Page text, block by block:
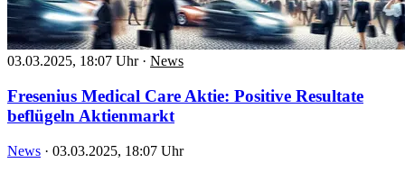
03.03.2025, 18:07 Uhr · News
Fresenius Medical Care Aktie: Positive Resultate
beflügeln Aktienmarkt
News · 03.03.2025, 18:07 Uhr